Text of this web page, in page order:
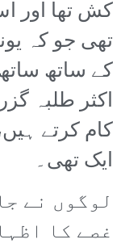
تھی جو کہ
کے ساتھ
اکثر طلبہ
کام کرتے
ایک تھی۔
لوگوں نے
غصے کا